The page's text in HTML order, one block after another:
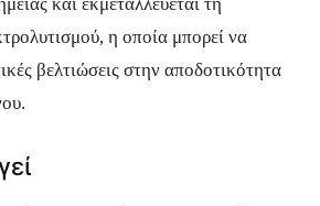
η οποία μπορεί να
βελτιώσεις στην αποδοτικότητα